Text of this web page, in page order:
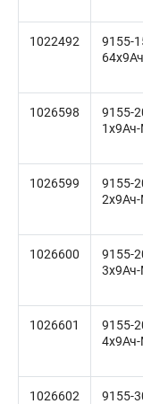
1022492
9155-
64x9Ач
1026598
9155-
1x9Ач-
1026599
9155-
2x9Ач-
1026600
9155-
3x9Ач-
1026601
9155-
4x9Ач-
1026602
9155-